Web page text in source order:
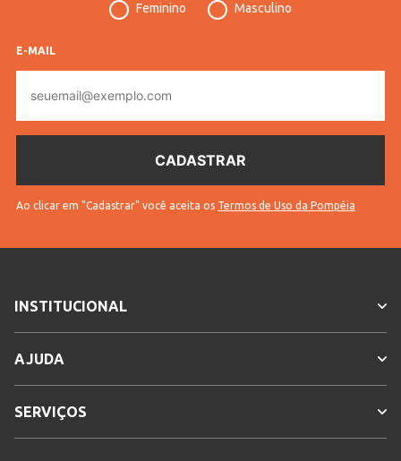
Feminino Masculino
E-MAIL
mail
Ao clicar em "Cadastrar" você aceita os Termos de Uso da Pompéia
INSTITUCIONAL
AJUDA
SERVIÇOS